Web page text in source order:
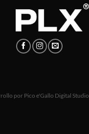
por Pico e'Gallo Digital Studio